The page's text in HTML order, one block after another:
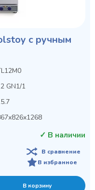
с ручным
GN1/1
✓ В наличии
В сравнение
В избранное
В корзину